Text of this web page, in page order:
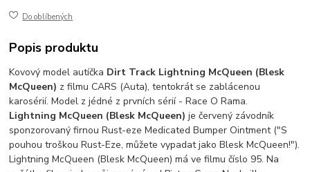
Do oblíbených
Popis produktu
Kovový model autíčka Dirt Track Lightning McQueen (Blesk
McQueen) z filmu CARS (Auta), tentokrát se zablácenou
karosérií. Model z jédné z prvních sérií - Race O Rama.
Lightning McQueen (Blesk McQueen) je červený závodník
sponzorovaný firnou Rust-eze Medicated Bumper Ointment ("S
pouhou troškou Rust-Eze, můžete vypadat jako Blesk McQueen!").
Lightning McQueen (Blesk McQueen) má ve filmu číslo 95. Na